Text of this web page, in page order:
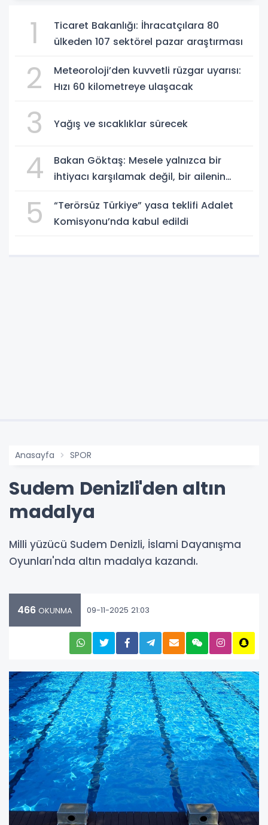
1
Ticaret Bakanlığı: İhracatçılara 80
ülkeden 107 sektörel pazar araştırması
2
Meteoroloji’den kuvvetli rüzgar uyarısı:
Hızı 60 kilometreye ulaşacak
3 Yağış ve sıcaklıklar sürecek
4
Bakan Göktaş: Mesele yalnızca bir
ihtiyacı karşılamak değil, bir ailenin
5
“Terörsüz Türkiye” yasa teklifi Adalet
Komisyonu’nda kabul edildi
Anasayfa SPOR
Sudem Denizli'den altın
madalya
Milli yüzücü Sudem Denizli, İslami Dayanışma
Oyunları'nda altın madalya kazandı.
466 OKUNMA 09-11-2025 21:03